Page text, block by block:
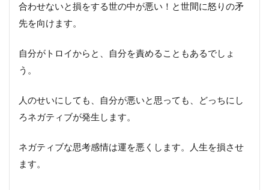
合わせないと損をする世の中が悪い！と世間に怒りの矛
先を向けます。
自分がトロイからと、自分を責めることもあるでしょ
う。
人のせいにしても、自分が悪いと思っても、どっちにし
ろネガティブが発生します。
ネガティブな思考感情は運を悪くします。人生を損させ
ます。